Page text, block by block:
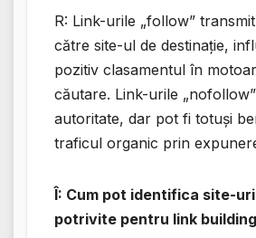
R: Link-urile „follow”
către site-ul de destinație,
pozitiv clasamentul în
căutare. Link-urile
autoritate, dar pot fi totuși
traficul organic prin
Î: Cum pot identifica site-
potrivite pentru link